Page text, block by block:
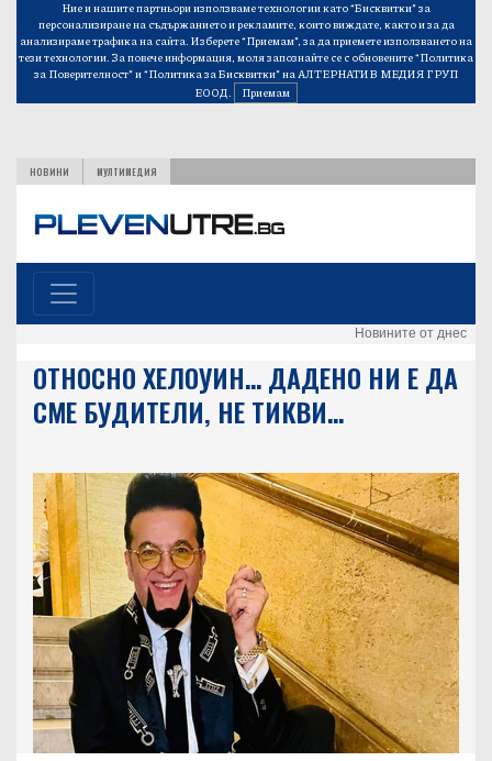
Ние и нашите партньори използваме технологии като “Бисквитки” за
персонализиране на съдържанието и рекламите, които виждате, както и за да
анализираме трафика на сайта. Изберете “Приемам”, за да приемете използването на
тези технологии. За повече информация, моля запознайте се с обновените“Политика
за Поверителност”и“Политика за Бисквитки”на АЛТЕРНАТИВ МЕДИЯ ГРУП
ЕООД.
Приемам
НОВИНИ МУЛТИМЕДИЯ
Новините от днес
ОТНОСНО ХЕЛОУИН… ДАДЕНО НИ Е ДА
СМЕ БУДИТЕЛИ, НЕ ТИКВИ…